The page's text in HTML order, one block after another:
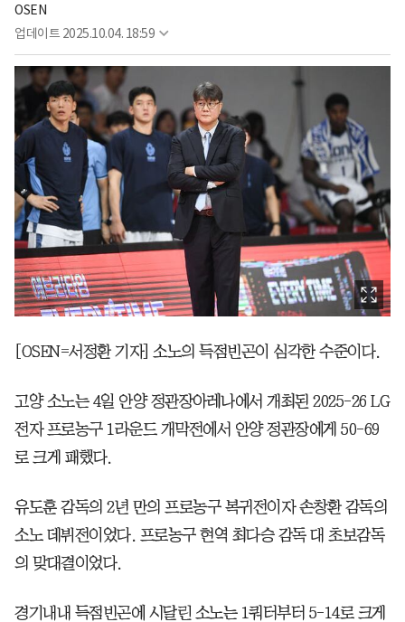
OSEN
업데이트 2025.10.04. 18:59
[OSEN=서정환 기자] 소노의 득점빈곤이 심각한 수준이다.
고양 소노는 4일 안양 정관장아레나에서 개최된 2025-26 LG
전자 프로농구 1라운드 개막전에서 안양 정관장에게 50-69
로 크게 패했다.
유도훈 감독의 2년 만의 프로농구 복귀전이자 손창환 감독의
소노 데뷔전이었다. 프로농구 현역 최다승 감독 대 초보감독
의 맞대결이었다.
경기내내 득점빈곤에 시달린 소노는 1쿼터부터 5-14로 크게